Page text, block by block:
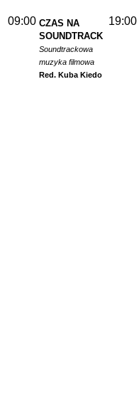
09:00 CZAS NA
SOUNDTRACK
Soundtrackowa
muzyka filmowa
Red. Kuba Kiedo
19:00